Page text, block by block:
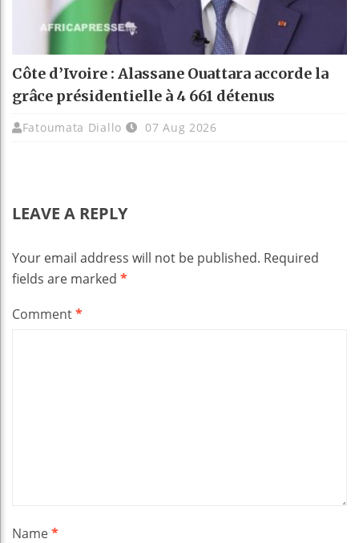
Côte d’Ivoire : Alassane Ouattara accorde la
grâce présidentielle à 4 661 détenus
Fatoumata Diallo 07 Aug 2026
LEAVE A REPLY
Your email address will not be published. Required
fields are marked *
Comment*
Name*